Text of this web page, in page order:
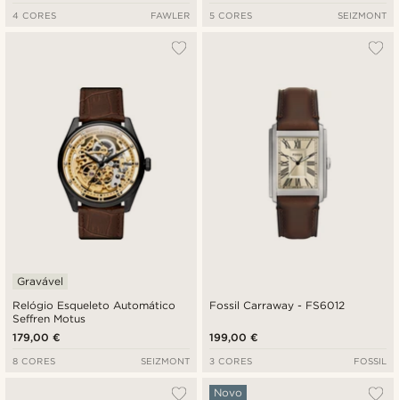
4 CORES FAWLER 5 CORES SEIZMONT
Relógio Esqueleto Automático
Seffren Motus
Gravável
179,00 €
8 CORES SEIZMONT
Fossil Carraway - FS6012
199,00 €
3 CORES FOSSIL
Novo